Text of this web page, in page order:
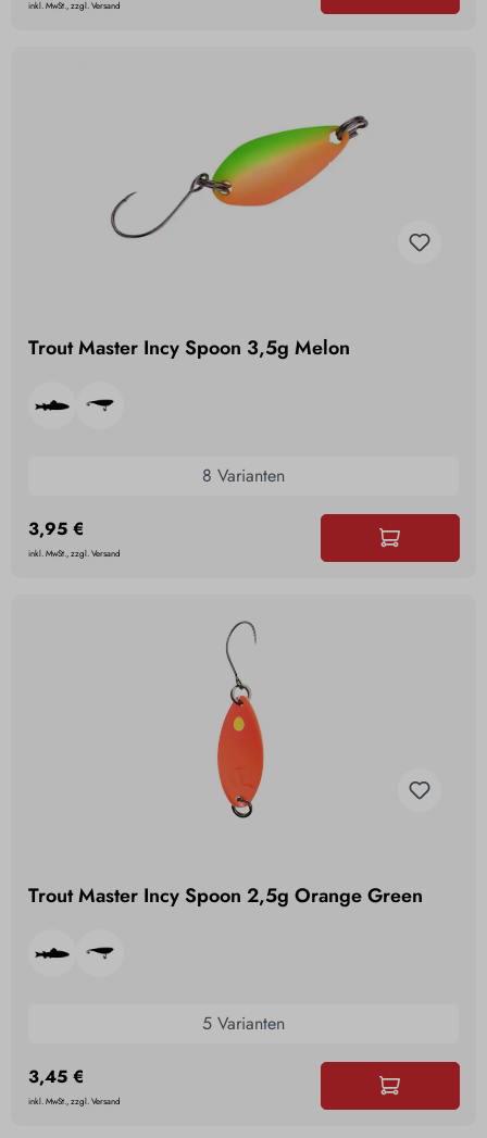
inkl. MwSt., zzgl. Versand
Trout Master Incy Spoon 3,5g Melon
8 Varianten
3,95 €
inkl. MwSt., zzgl. Versand
Trout Master Incy Spoon 2,5g Orange Green
5 Varianten
3,45 €
inkl. MwSt., zzgl. Versand